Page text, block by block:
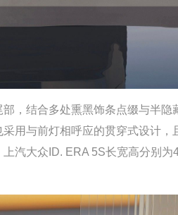
结合多处熏黑饰条点缀与半隐
用与前灯相呼应的贯穿式设计，
汽大众ID. ERA 5S长宽高分别为